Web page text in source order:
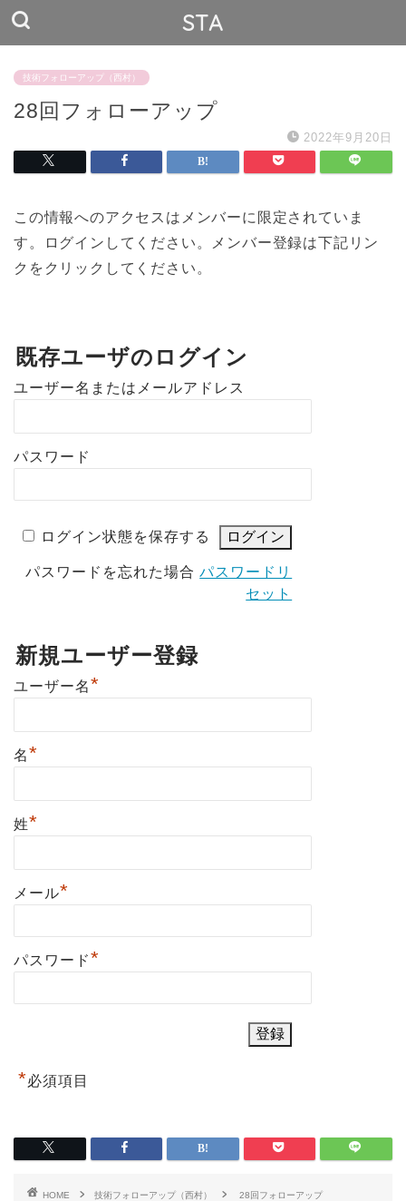
STA
技術フォローアップ（西村）
28回フォローアップ
2022年9月20日
この情報へのアクセスはメンバーに限定されていま
す。ログインしてください。メンバー登録は下記リン
クをクリックしてください。
既存ユーザのログイン
ユーザー名またはメールアドレス
パスワード
ログイン状態を保存する
パスワードを忘れた場合パスワードリ
セット
新規ユーザー登録
ユーザー名*
名*
姓*
メール*
パスワード*
*必須項目
HOME 技術フォローアップ（西村） 28回フォローアップ